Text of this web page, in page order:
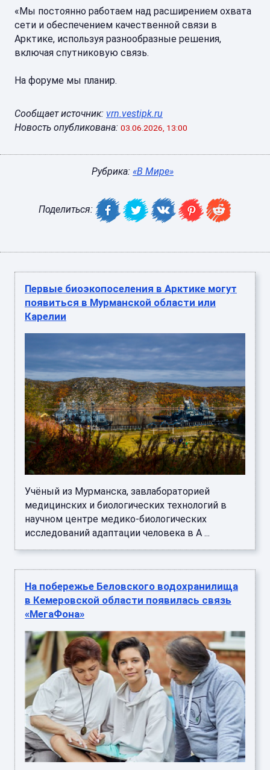
«Мы постоянно работаем над расширением охвата
сети и обеспечением качественной связи в
Арктике, используя разнообразные решения,
включая спутниковую связь.
На форуме мы планир.
Сообщает источник: vrn.vestipk.ru
Новость опубликована: 03.06.2026, 13:00
Рубрика: «В Мире»
Поделиться:
Первые биоэкопоселения в Арктике могут
появиться в Мурманской области или
Карелии
Учёный из Мурманска, завлабораторией
медицинских и биологических технологий в
научном центре медико-биологических
исследований адаптации человека в А ...
На побережье Беловского водохранилища
в Кемеровской области появилась связь
«МегаФона»